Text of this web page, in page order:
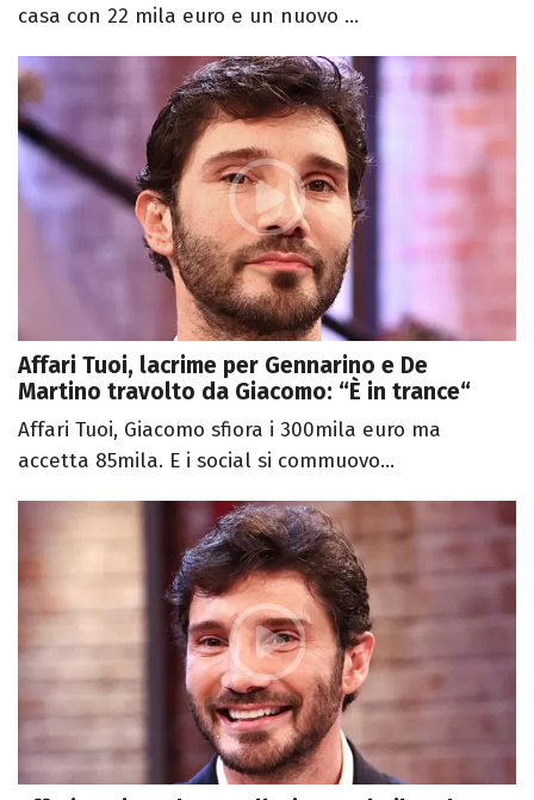
casa con 22 mila euro e un nuovo ...
Affari Tuoi, lacrime per Gennarino e De
Martino travolto da Giacomo: “È in trance“
Affari Tuoi, Giacomo sfiora i 300mila euro ma
accetta 85mila. E i social si commuovo...